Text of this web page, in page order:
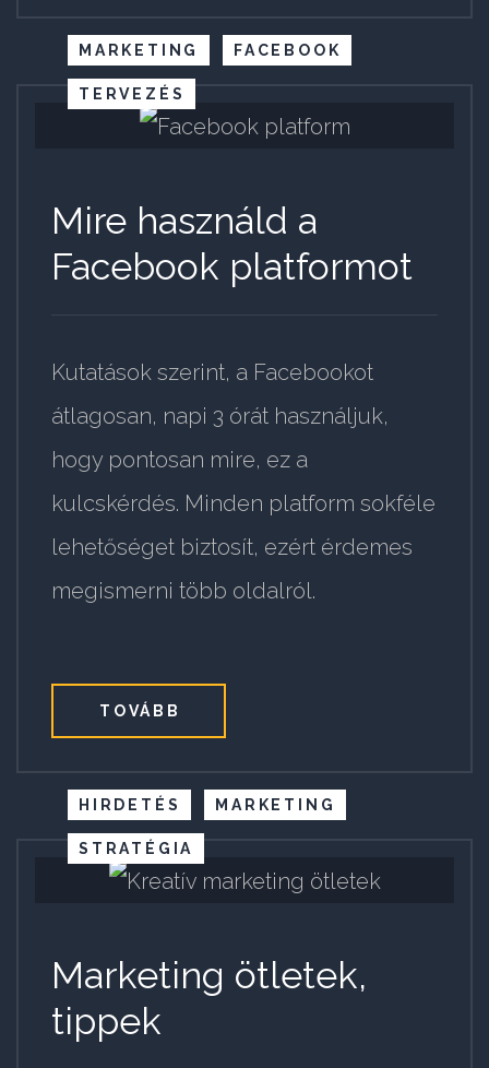
MARKETING FACEBOOK
TERVEZÉS
Mire használd a
Facebook platformot
Kutatások szerint, a Facebookot
átlagosan, napi 3 órát használjuk,
hogy pontosan mire, ez a
kulcskérdés. Minden platform sokféle
lehetőséget biztosít, ezért érdemes
megismerni több oldalról.
TOVÁBB
HIRDETÉS MARKETING
STRATÉGIA
Marketing ötletek,
tippek